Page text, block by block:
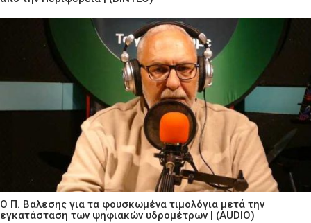
Ο Π. Βαλεσης για τα φουσκωμένα τιμολόγια μετά την
εγκατάσταση των ψηφιακών υδρομέτρων | (AUDIO)